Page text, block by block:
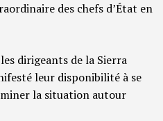
des chefs d’État en
dirigeants de la Sierra
leur disponibilité à se
la situation autour